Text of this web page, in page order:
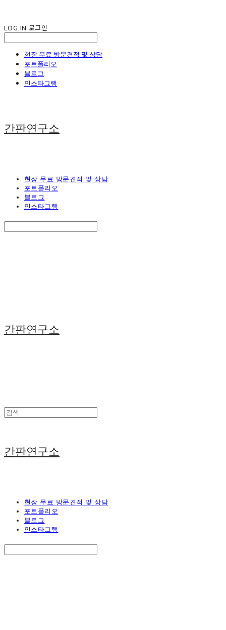
LOG IN 로그인
현장 무료 방문견적 및 상담
포트폴리오
블로그
인스타그램
간판연구소
현장 무료 방문견적 및 상담
포트폴리오
블로그
인스타그램
간판연구소
간판연구소
현장 무료 방문견적 및 상담
포트폴리오
블로그
인스타그램